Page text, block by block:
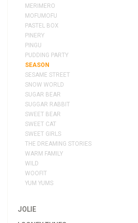
MERIMERO
MOFUMOFU
PASTEL BOX
PINERY
PINGU
PUDDING PARTY
SEASON
SESAME STREET
SNOW WORLD
SUGAR BEAR
SUGGAR RABBIT
SWEET BEAR
SWEET CAT
SWEET GIRLS
THE DREAMING STORIES
WARM FAMILY
WILD
WOOFIT
YUM YUMS
JOLIE